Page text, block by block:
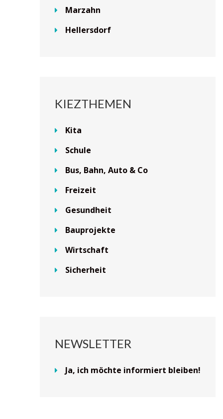
Marzahn
Hellersdorf
KIEZTHEMEN
Kita
Schule
Bus, Bahn, Auto & Co
Freizeit
Gesundheit
Bauprojekte
Wirtschaft
Sicherheit
NEWSLETTER
Ja, ich möchte informiert bleiben!